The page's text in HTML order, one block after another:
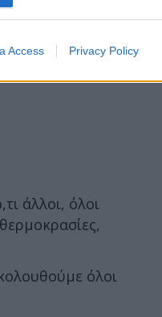
Access Privacy Policy
άλλοι, όλοι
όλοι